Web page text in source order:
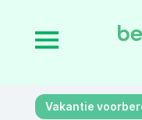
Vakantie